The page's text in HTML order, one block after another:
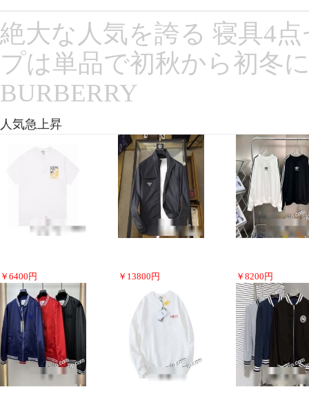
絶大な人気を誇る 寝具4
プは単品で初秋から初冬
BURBERRY
人気急上昇
￥ 6400 円 ￥ 13800 円 ￥ 8200 円